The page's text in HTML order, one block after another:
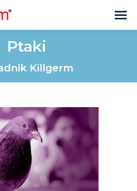
Ptaki
Killgerm